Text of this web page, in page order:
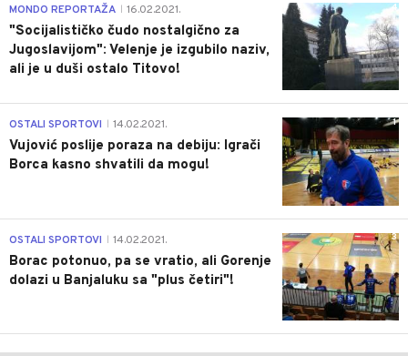
4
MONDO REPORTAŽA 16.02.2021.
"Socijalističko čudo nostalgično za
Jugoslavijom": Velenje je izgubilo naziv,
ali je u duši ostalo Titovo!
1
OSTALI SPORTOVI 14.02.2021.
Vujović poslije poraza na debiju: Igrači
Borca kasno shvatili da mogu!
3
OSTALI SPORTOVI 14.02.2021.
Borac potonuo, pa se vratio, ali Gorenje
dolazi u Banjaluku sa "plus četiri"!